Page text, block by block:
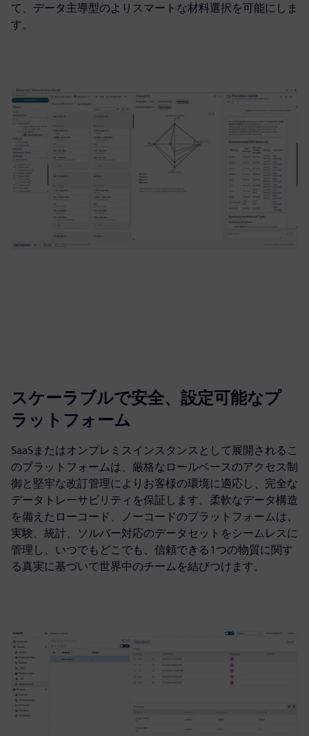
て、データ主導型のよりスマートな材料選択を可能にしま
す。
スケーラブルで安全、設定可能なプ
ラットフォーム
SaaSまたはオンプレミスインスタンスとして展開されるこ
のプラットフォームは、厳格なロールベースのアクセス制
御と堅牢な改訂管理によりお客様の環境に適応し、完全な
データトレーサビリティを保証します。柔軟なデータ構造
を備えたローコード、ノーコードのプラットフォームは、
実験、統計、ソルバー対応のデータセットをシームレスに
管理し、いつでもどこでも、信頼できる1つの物質に関す
る真実に基づいて世界中のチームを結びつけます。